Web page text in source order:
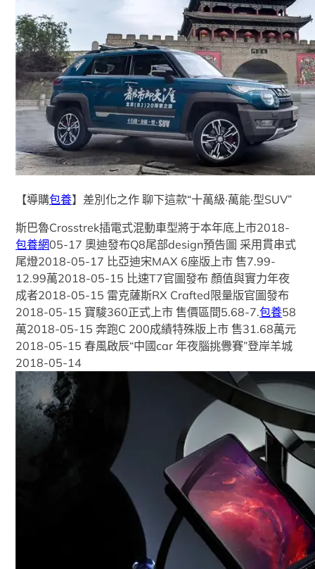
【導購包養】差別化之作 聊下這款“十萬級·萬能·型SUV”
斯巴魯Crosstrek插電式混動車型將于本年底上市2018-
包養網05-17 奧迪發布Q8尾部design預告圖 采用貫串式
尾燈2018-05-17 比亞迪宋MAX 6座版上市 售7.99-
12.99萬2018-05-15 比速T7官圖發布 顏值與實力年夜
成者2018-05-15 雷克薩斯RX Crafted限量版官圖發布
2018-05-15 寶駿360正式上市 售價區間5.68-7.包養58
萬2018-05-15 奔跑C 200成績特殊版上市 售31.68萬元
2018-05-15 春風啟辰“中國car 年夜腦挑釁賽”登岸羊城
2018-05-14